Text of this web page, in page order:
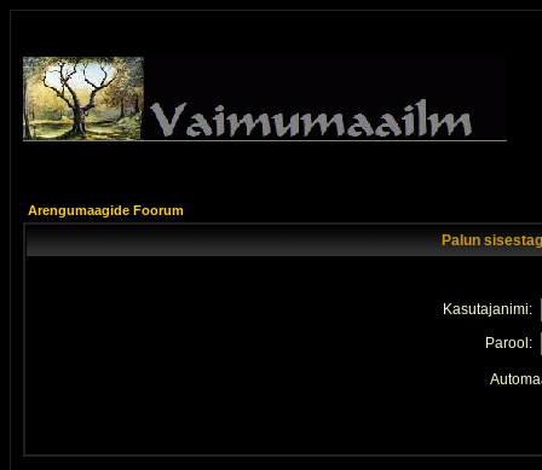
Arengumaagide Foorum
Palun
Kasutajanimi:
Parool: